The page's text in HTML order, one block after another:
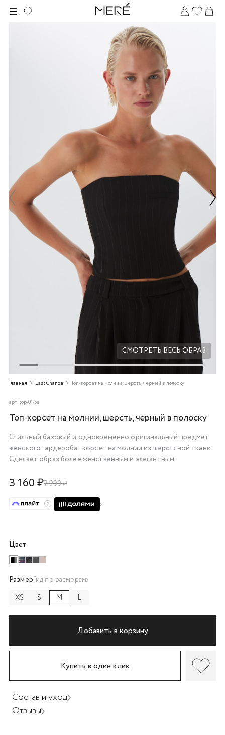
СМОТРЕТЬ ВЕСЬ ОБРАЗ
Главная Last Chance Топ-корсет на молнии, шерсть, черный в полоску
арт. top/01/bs
Топ-корсет на молнии, шерсть, черный в полоску
Стильный базовый и одновременно оригинальный предмет
женского гардероба - корсет на молнии из шерстяной ткани.
Сделает образ более женственным и элегантным.
3 160 ₽7 900 ₽
Цвет
РазмерГид по размерам
XS
S M L
Добавить в корзину
Купить в один клик
Состав и уход
Отзывы
График платежей
%
Добавляйте товары
в корзину
Оплачивайте сегодня только
% картой любого банка
Получайте товар
выбранный способом
Оставшиеся75% будут
списыватьсяс вашей карты
по
Подробнее
об оплате Плайтом
Остались вопросы?